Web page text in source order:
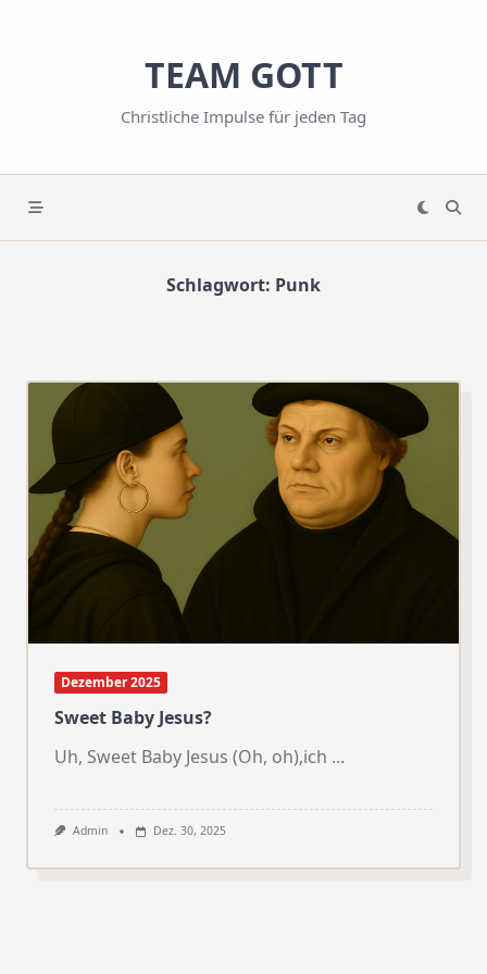
TEAM GOTT
Christliche Impulse für jeden Tag
Schlagwort: Punk
Dezember 2025
Sweet Baby Jesus?
Uh, Sweet Baby Jesus (Oh, oh),ich ...
Admin Dez. 30, 2025